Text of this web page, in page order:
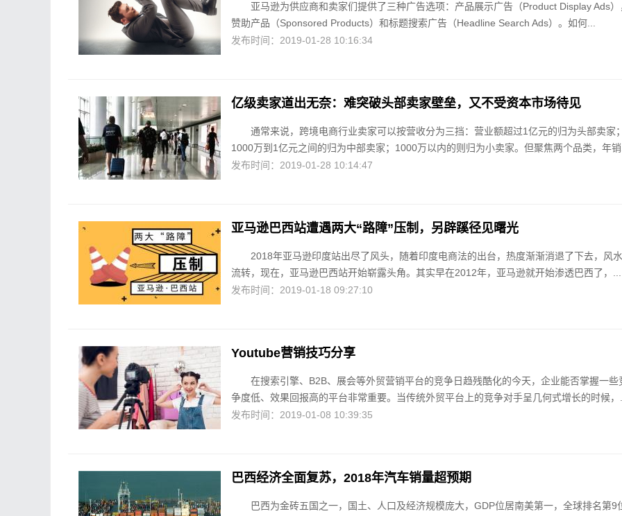
亚马逊为供应商和卖家们提供了三种广告选项：产品展示广告（Product Display Ads）
赞助产品（Sponsored Products）和标题搜索广告（Headline Search Ads）。如何...
发布时间：2019-01-28 10:16:34
亿级卖家道出无奈：难突破头部卖家壁垒，又不受资本市场待见
通常来说，跨境电商行业卖家可以按营收分为三挡：营业额超过1亿元的归为头部卖家；
1000万到1亿元之间的归为中部卖家；1000万以内的则归为小卖家。但聚焦两个品类，年销
发布时间：2019-01-28 10:14:47
亚马逊巴西站遭遇两大“路障”压制，另辟蹊径见曙光
2018年亚马逊印度站出尽了风头，随着印度电商法的出台，热度渐渐消退了下去，风
流转，现在，亚马逊巴西站开始崭露头角。其实早在2012年，亚马逊就开始渗透巴西了，...
发布时间：2019-01-18 09:27:10
Youtube营销技巧分享
在搜索引擎、B2B、展会等外贸营销平台的竞争日趋残酷化的今天，企业能否掌握一些
争度低、效果回报高的平台非常重要。当传统外贸平台上的竞争对手呈几何式增长的时候，...
发布时间：2019-01-08 10:39:35
巴西经济全面复苏，2018年汽车销量超预期
巴西为金砖五国之一，国土、人口及经济规模庞大，GDP位居南美第一，全球排名第9